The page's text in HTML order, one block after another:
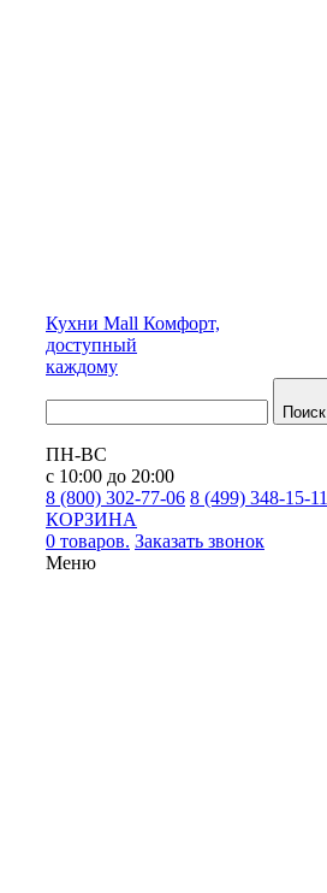
Кухни Mall Комфорт,
доступный
каждому
Поиск
ПН-ВС
с 10:00 до 20:00
8 (800) 302-77-06 8 (499) 348-15-11
КОРЗИНА
0 товаров. Заказать звонок
Меню